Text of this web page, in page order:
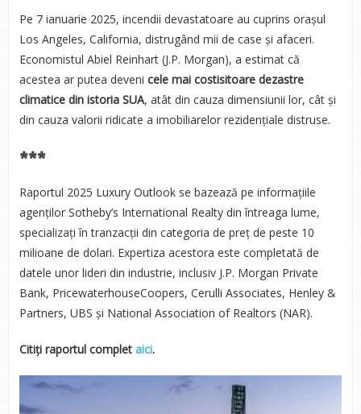
Pe 7 ianuarie 2025, incendii devastatoare au cuprins orașul
Los Angeles, California, distrugând mii de case și afaceri.
Economistul Abiel Reinhart (J.P. Morgan), a estimat că
acestea ar putea deveni cele mai costisitoare dezastre
climatice din istoria SUA, atât din cauza dimensiunii lor, cât și
din cauza valorii ridicate a imobiliarelor rezidențiale distruse.
***
Raportul 2025 Luxury Outlook se bazează pe informațiile
agenților Sotheby’s International Realty din întreaga lume,
specializați în tranzacții din categoria de preț de peste 10
milioane de dolari. Expertiza acestora este completată de
datele unor lideri din industrie, inclusiv J.P. Morgan Private
Bank, PricewaterhouseCoopers, Cerulli Associates, Henley &
Partners, UBS și National Association of Realtors (NAR).
Citiți raportul complet aici.